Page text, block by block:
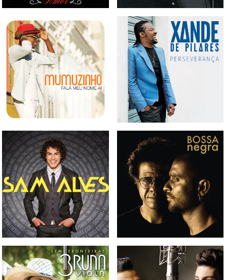
CD MUMUZINHO - FALA
MEU NOME AÍ
CD XANDES DE PILARES -
PERSEVERANÇA
CD SAM ALVES
CD DIOGO NOGUEIRA +
HAMILTON DE HOLANDA -
BOSSA NEGRA